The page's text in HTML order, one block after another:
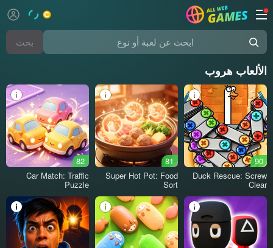
ابحث عن لعبة أو نوع بحث
الألعاب هروب
90
Duck Rescue: Screw
Clear
81
Super Hot Pot: Food
Sort
82
Car Match: Traffic
Puzzle